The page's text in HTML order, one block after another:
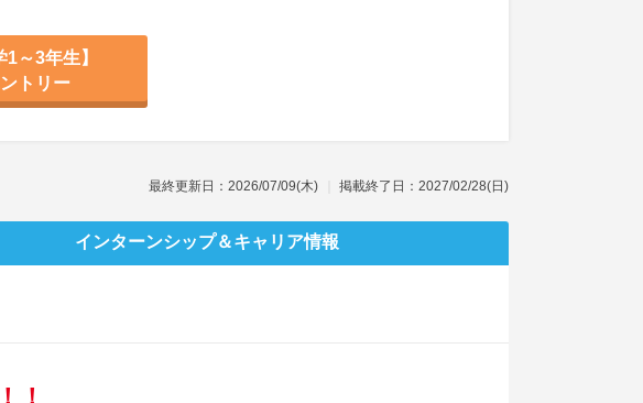
1～3年生】
トリー
最終更新日：2026/07/09(木) 掲載終了日：2027/02/28(日)
インターンシップ＆キャリア情報
！